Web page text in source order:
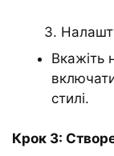
3.
Вкажіть
стилі.
Крок 3: